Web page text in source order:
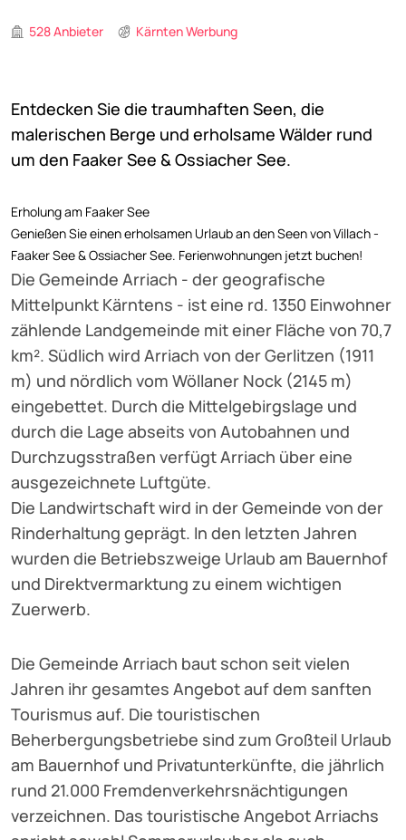
528 Anbieter Kärnten Werbung
Entdecken Sie die traumhaften Seen, die
malerischen Berge und erholsame Wälder rund
um den Faaker See & Ossiacher See.
Erholung am Faaker See
Genießen Sie einen erholsamen Urlaub an den Seen von Villach -
Faaker See & Ossiacher See. Ferienwohnungen jetzt buchen!
Die Gemeinde Arriach - der geografische
Mittelpunkt Kärntens - ist eine rd. 1350 Einwohner
zählende Landgemeinde mit einer Fläche von 70,7
km². Südlich wird Arriach von der Gerlitzen (1911
m) und nördlich vom Wöllaner Nock (2145 m)
eingebettet. Durch die Mittelgebirgslage und
durch die Lage abseits von Autobahnen und
Durchzugsstraßen verfügt Arriach über eine
ausgezeichnete Luftgüte.
Die Landwirtschaft wird in der Gemeinde von der
Rinderhaltung geprägt. In den letzten Jahren
wurden die Betriebszweige Urlaub am Bauernhof
und Direktvermarktung zu einem wichtigen
Zuerwerb.
Die Gemeinde Arriach baut schon seit vielen
Jahren ihr gesamtes Angebot auf dem sanften
Tourismus auf. Die touristischen
Beherbergungsbetriebe sind zum Großteil Urlaub
am Bauernhof und Privatunterkünfte, die jährlich
rund 21.000 Fremdenverkehrsnächtigungen
verzeichnen. Das touristische Angebot Arriachs